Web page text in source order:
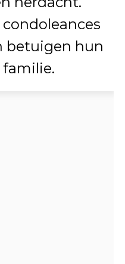
betuigen hun
familie.